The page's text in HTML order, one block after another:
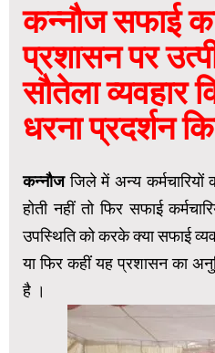
कन्नौज सफाई
प्रशासन पर
सौतेला व्यवहार
धरना प्रदर्शन
कन्नौजजिले में अन्य कर्मचारियों
होती नहीं तो फिर सफाई
उपस्थिति को करके क्या सफाई
या फिर कहीं यह प्रशासन का
है ।